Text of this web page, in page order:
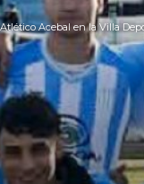
Regional de Básquet
diferidas, la empresa
empleadas del
del techo del
maniataron a una
para el EPI y el
Acebal en la Villa